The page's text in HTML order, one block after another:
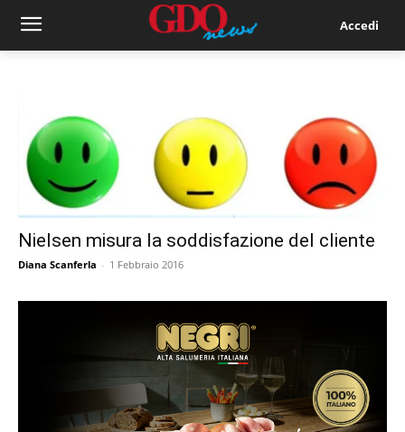
Accedi
Nielsen misura la soddisfazione del cliente
Diana Scanferla - 1 Febbraio 2016